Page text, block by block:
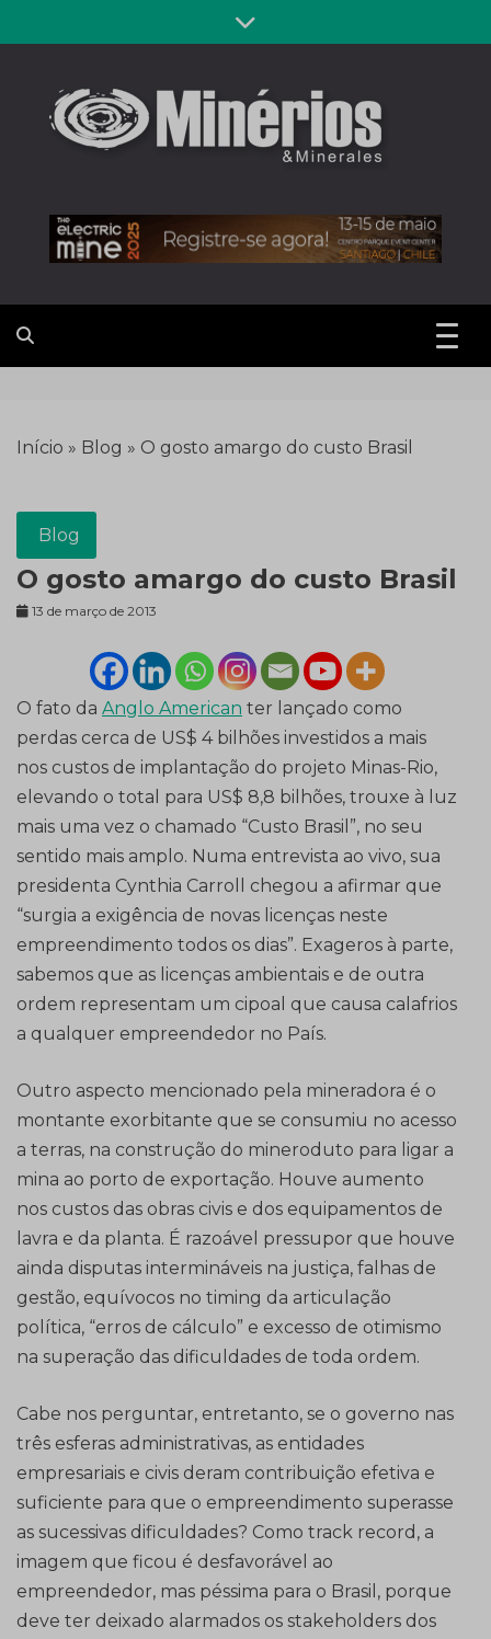
to
Revista
Minérios &
Minerales
Início » Blog » O gosto amargo do custo Brasil
Blog
O gosto amargo do custo Brasil
13 de março de 2013
O fato da Anglo American ter lançado como
perdas cerca de US$ 4 bilhões investidos a mais
nos custos de implantação do projeto Minas-Rio,
elevando o total para US$ 8,8 bilhões, trouxe à luz
mais uma vez o chamado “Custo Brasil”, no seu
sentido mais amplo. Numa entrevista ao vivo, sua
presidenta Cynthia Carroll chegou a afirmar que
“surgia a exigência de novas licenças neste
empreendimento todos os dias”. Exageros à parte,
sabemos que as licenças ambientais e de outra
ordem representam um cipoal que causa calafrios
a qualquer empreendedor no País.
Outro aspecto mencionado pela mineradora é o
montante exorbitante que se consumiu no acesso
a terras, na construção do mineroduto para ligar a
mina ao porto de exportação. Houve aumento
nos custos das obras civis e dos equipamentos de
lavra e da planta. É razoável pressupor que houve
ainda disputas intermináveis na justiça, falhas de
gestão, equívocos no timing da articulação
política, “erros de cálculo” e excesso de otimismo
na superação das dificuldades de toda ordem.
Cabe nos perguntar, entretanto, se o governo nas
três esferas administrativas, as entidades
empresariais e civis deram contribuição efetiva e
suficiente para que o empreendimento superasse
as sucessivas dificuldades? Como track record, a
imagem que ficou é desfavorável ao
empreendedor, mas péssima para o Brasil, porque
deve ter deixado alarmados os stakeholders dos